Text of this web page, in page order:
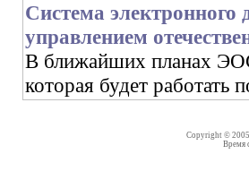
Система
управлением
В ближайших планах
которая будет
Copyright ©
Время